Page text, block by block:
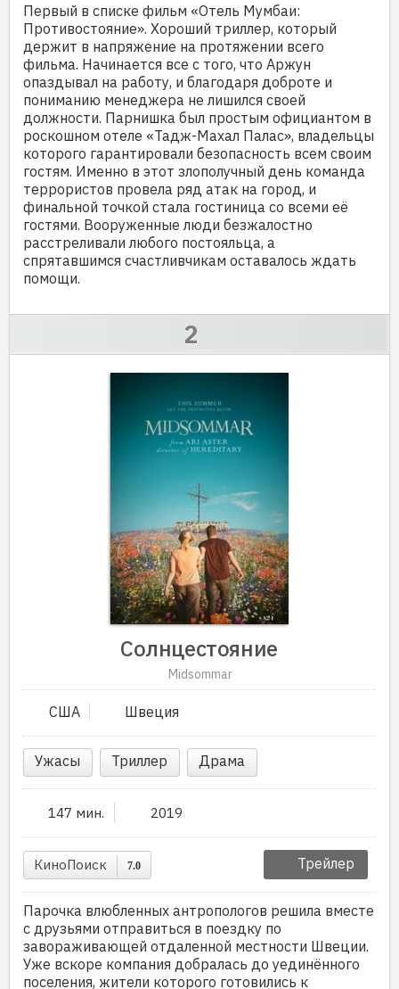
Первый в списке фильм «Отель Мумбаи:
Противостояние». Хороший триллер, который
держит в напряжение на протяжении всего
фильма. Начинается все с того, что Аржун
опаздывал на работу, и благодаря доброте и
пониманию менеджера не лишился своей
должности. Парнишка был простым официантом в
роскошном отеле «Тадж-Махал Палас», владельцы
которого гарантировали безопасность всем своим
гостям. Именно в этот злополучный день команда
террористов провела ряд атак на город, и
финальной точкой стала гостиница со всеми её
гостями. Вооруженные люди безжалостно
расстреливали любого постояльца, а
спрятавшимся счастливчикам оставалось ждать
помощи.
Солнцестояние
Midsommar
США Швеция
Ужасы Триллер Драма
147 мин. 2019
КиноПоиск 7.0 Трейлер
Парочка влюбленных антропологов решила вместе
с друзьями отправиться в поездку по
завораживающей отдаленной местности Швеции.
Уже вскоре компания добралась до уединённого
поселения, жители которого готовились к